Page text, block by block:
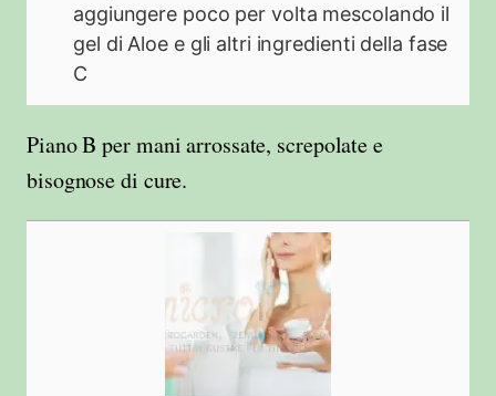
aggiungere poco per volta mescolando il
gel di Aloe e gli altri ingredienti della fase
C
Piano B per mani arrossate, screpolate e
bisognose di cure.